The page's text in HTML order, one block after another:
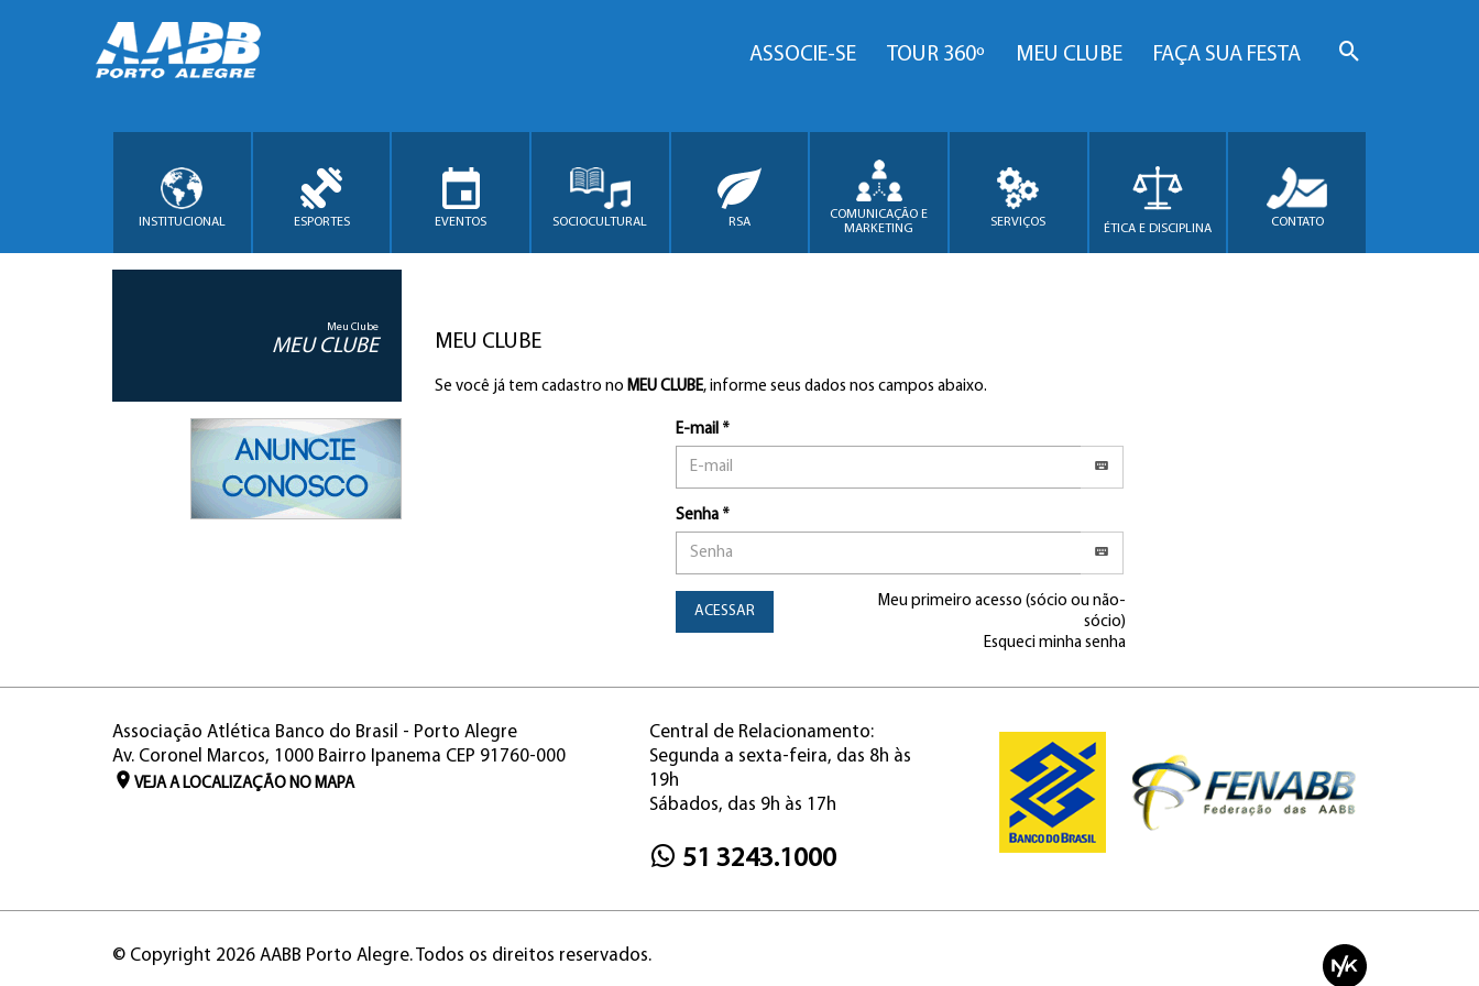
ASSOCIE-SE TOUR 360º MEU CLUBE FAÇA SUA FESTA
INSTITUCIONAL ESPORTES EVENTOS SOCIOCULTURAL RSA
COMUNICAÇÃO E
MARKETING
SERVIÇOS ÉTICA E DISCIPLINA CONTATO
Meu Clube
MEU CLUBE MEU CLUBE
Se você já tem cadastro no MEU CLUBE, informe seus dados nos campos abaixo.
E-mail *
Senha *
ACESSAR
Meu primeiro acesso (sócio ou não-
sócio)
Esqueci minha senha
Associação Atlética Banco do Brasil - Porto Alegre
Av. Coronel Marcos, 1000 Bairro Ipanema CEP 91760-000
VEJA A LOCALIZAÇÃO NO MAPA
Central de Relacionamento:
Segunda a sexta-feira, das 8h às
19h
Sábados, das 9h às 17h
51 3243.1000
© Copyright 2026 AABB Porto Alegre. Todos os direitos reservados.